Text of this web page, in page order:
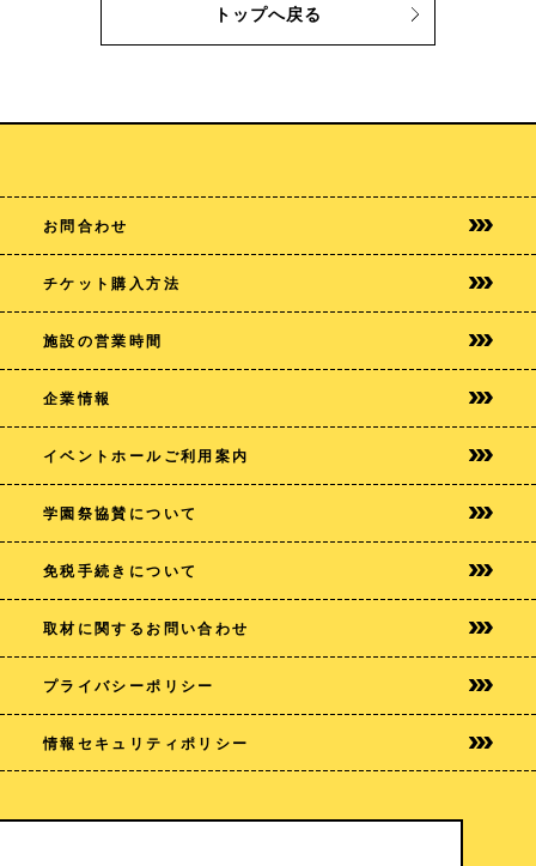
トップへ戻る
お問合わせ
チケット購入方法
施設の営業時間
企業情報
イベントホールご利用案内
学園祭協賛について
免税手続きについて
取材に関するお問い合わせ
プライバシーポリシー
情報セキュリティポリシー